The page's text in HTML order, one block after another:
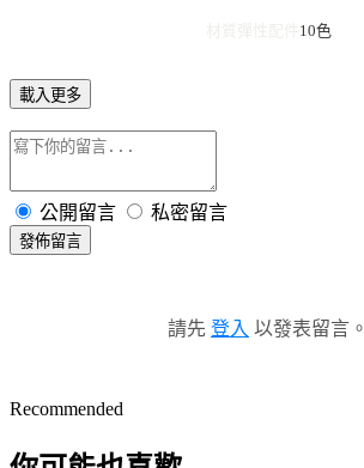
10色
載入更多
公開留言 私密留言
發佈留言
請先 登入 以發表留言。
Recommended